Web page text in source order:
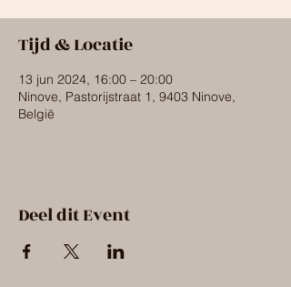
Tijd & Locatie
13 jun 2024, 16:00 – 20:00
Ninove, Pastorijstraat 1, 9403 Ninove,
België
Deel dit Event